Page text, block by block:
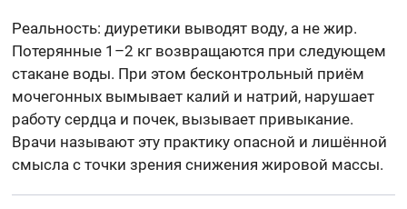
Реальность: диуретики выводят воду, а не жир.
Потерянные 1–2 кг возвращаются при следующем
стакане воды. При этом бесконтрольный приём
мочегонных вымывает калий и натрий, нарушает
работу сердца и почек, вызывает привыкание.
Врачи называют эту практику опасной и лишённой
смысла с точки зрения снижения жировой массы.